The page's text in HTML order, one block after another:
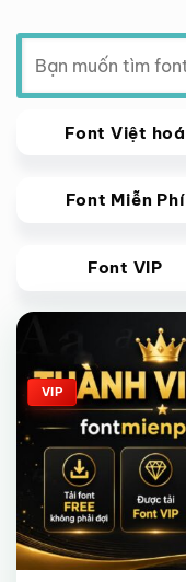
Tìm
kiếm:
Font Việt hoá
Font Miễn Phí
Font VIP
Giảm giá!
VIP